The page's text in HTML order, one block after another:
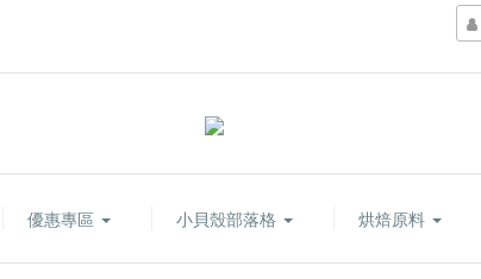
優惠專區 小貝殼部落格 烘焙原料